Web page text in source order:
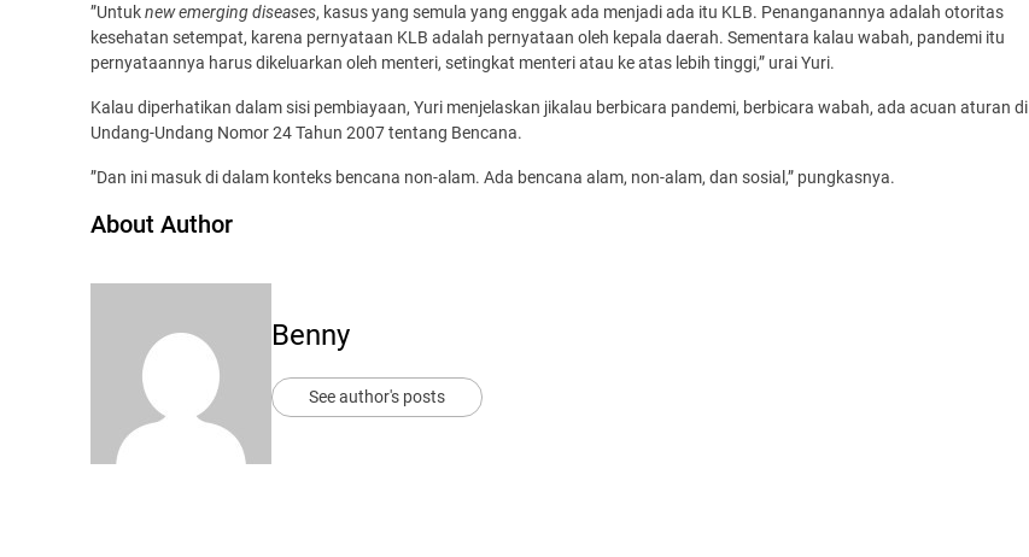
”Untuknew emerging diseases, kasus yang semula yang enggak ada menjadi ada itu KLB. Penanganannya adalah otoritas
kesehatan setempat, karena pernyataan KLB adalah pernyataan oleh kepala daerah. Sementara kalau wabah, pandemi itu
pernyataannya harus dikeluarkan oleh menteri, setingkat menteri atau ke atas lebih tinggi,” urai Yuri.
Kalau diperhatikan dalam sisi pembiayaan, Yuri menjelaskan jikalau berbicara pandemi, berbicara wabah, ada acuan aturan di
Undang-Undang Nomor 24 Tahun 2007 tentang Bencana.
”Dan ini masuk di dalam konteks bencana non-alam. Ada bencana alam, non-alam, dan sosial,” pungkasnya.
About Author
Benny
See author's posts